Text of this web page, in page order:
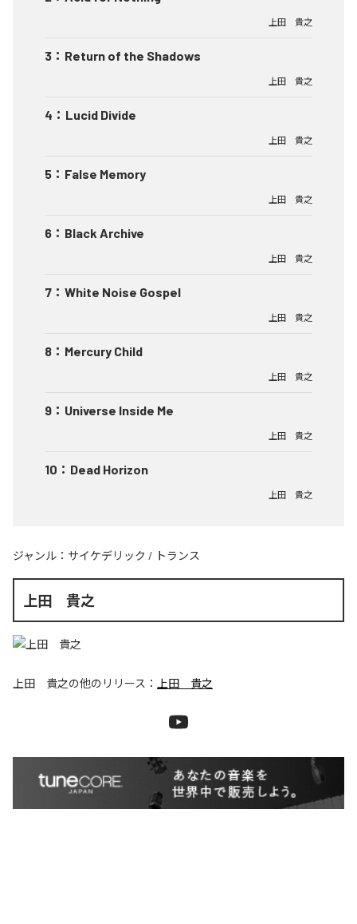
上田 貴之
3 ： Return of the Shadows
上田 貴之
4 ： Lucid Divide
上田 貴之
5 ： False Memory
上田 貴之
6 ： Black Archive
上田 貴之
7 ： White Noise Gospel
上田 貴之
8 ： Mercury Child
上田 貴之
9 ： Universe Inside Me
上田 貴之
10 ： Dead Horizon
上田 貴之
ジャンル： サイケデリック / トランス
上田 貴之
上田 貴之の他のリリース： 上田 貴之